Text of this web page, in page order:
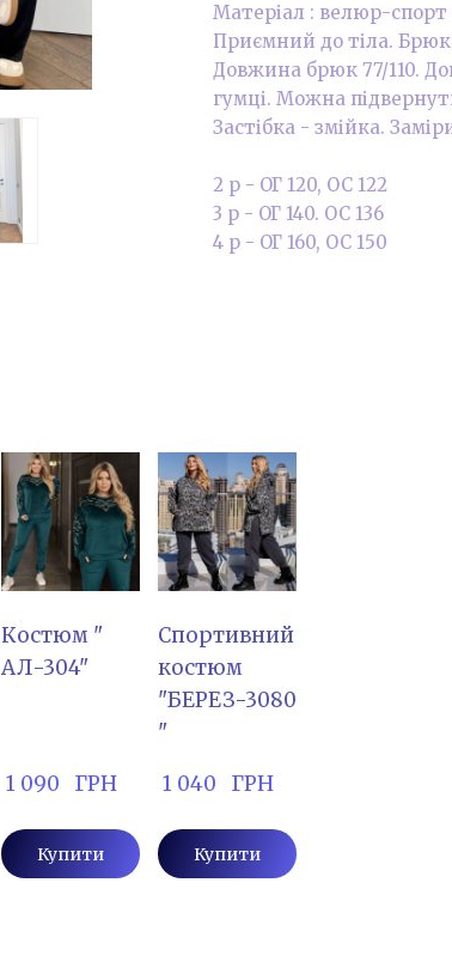
Матеріал : велюр-спорт
Приємний до тіла.
Довжина брюк 77/110.
гумці. Можна
Застібка - змійка.
2 р - ОГ 120, ОС 122
3 р - ОГ 140. ОС 136
4 р - ОГ 160, ОС 150
Костюм "
АЛ-304"
1 090   ГРН
Купити
Спортивний
костюм
"БЕРЕЗ-3080
"
1 040   ГРН
Купити